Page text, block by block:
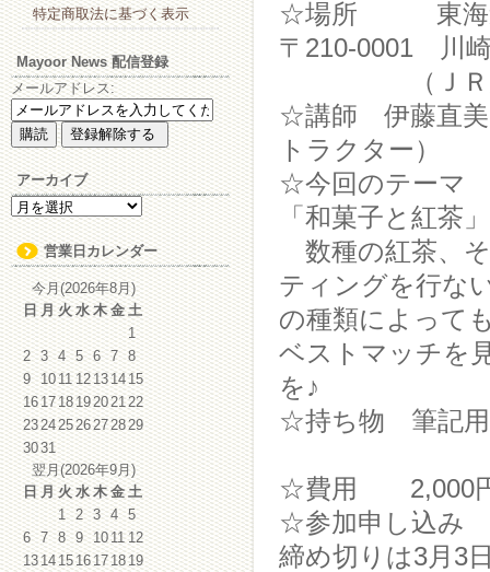
特定商取法に基づく表示
Mayoor News 配信登録
メールアドレス:
アーカイブ
ア
ー
カ
イ
ブ
営業日カレンダー
今月(2026年8月)
日 月 火 水 木 金 土
1
2 3 4 5 6 7 8
9 1011 12131415
16171819202122
23242526272829
3031
翌月(2026年9月)
日 月 火 水 木 金 土
1 2 3 4 5
6 7 8 9 1011 12
13141516171819
☆場所 東海道
〒210-0001 川
（ＪＲ川崎
☆講師 伊藤直美
トラクター）
☆今回のテーマ
「和菓子と紅茶」
数種の紅茶、
ティングを行な
の種類によって
ベストマッチを
を♪
☆持ち物 筆記
☆費用 2,000円
☆参加申し込
締め切りは3月3